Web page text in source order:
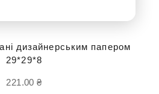
дизайнерським папером
29*29*8
221.00₴